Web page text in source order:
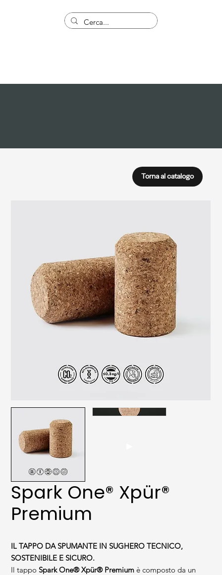
Spark One® Xpür®
Premium
IL TAPPO DA SPUMANTE IN SUGHERO TECNICO,
SOSTENIBILE E SICURO.
Il tappoSpark One® Xpür® Premium è composto da un
Torna al catalogo